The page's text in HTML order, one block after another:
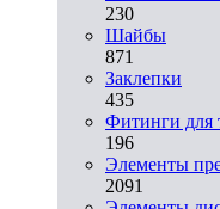
230
Шайбы
871
Заклепки
435
Фитинги для
196
Элементы
2091